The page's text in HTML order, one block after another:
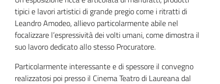
tipici e lavori artistici di grande pregio come i ritratti di
Leandro Amodeo, allievo particolarmente abile nel
focalizzare l’espressività dei volti umani, come dimostra il
suo lavoro dedicato allo stesso Procuratore.
Particolarmente interessante e di spessore il convegno
realizzatosi poi presso il Cinema Teatro di Laureana dal